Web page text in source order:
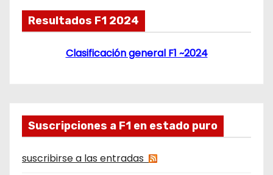
Resultados F1 2024
Clasificación general F1 ~2024
Suscripciones a F1 en estado puro
suscribirse a las entradas